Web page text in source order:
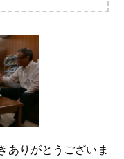
ありがとうございま